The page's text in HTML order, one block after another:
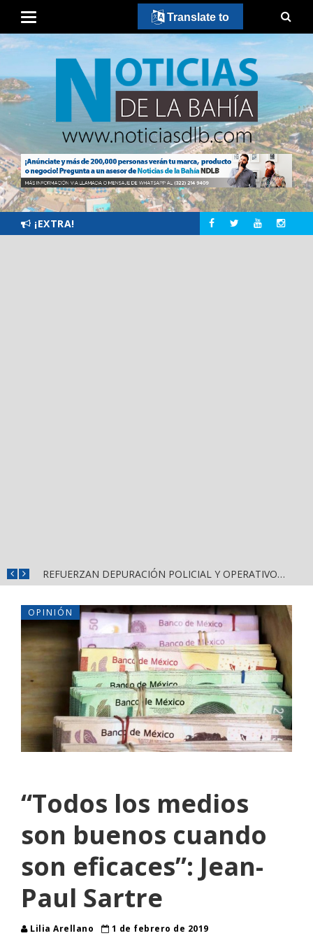
¡EXTRA!
REFUERZAN DEPURACIÓN POLICIAL Y OPERATIVOS EN FRONTERAS DE NAYARIT
OPINIÓN
“Todos los medios
son buenos cuando
son eficaces”: Jean-
Paul Sartre
Lilia Arellano
1 de febrero de 2019
Translate to